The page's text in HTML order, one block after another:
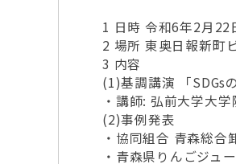
1 日時 令和6年2月
2 場所 東奥日報新町
3 内容
(1)基調講演 「SDGs
・講師: 弘前大学大
(2)事例発表
・協同組合 青森総
・青森県りんごジュ